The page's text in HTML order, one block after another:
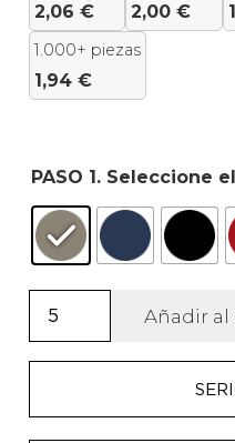
2,06 € 2,00 €
1.000+ piezas
1,94 €
PASO 1. Seleccione
Riñonera
nylon
repelente
Añadir al